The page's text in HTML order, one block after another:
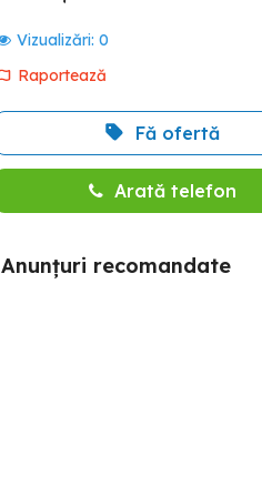
Vizualizări: 0
Raportează
Fă ofertă
Arată telefon
Anunțuri recomandate